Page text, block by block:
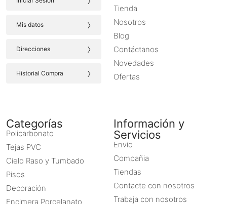
Mis datos ›
Direcciones ›
Historial Compra ›
Tienda
Nosotros
Blog
Contáctanos
Novedades
Ofertas
Categorías
Policarbonato
Tejas PVC
Cielo Raso y Tumbado
Pisos
Decoración
Encimera Porcelanato
Información y
Servicios
Envio
Compañia
Tiendas
Contacte con nosotros
Trabaja con nosotros